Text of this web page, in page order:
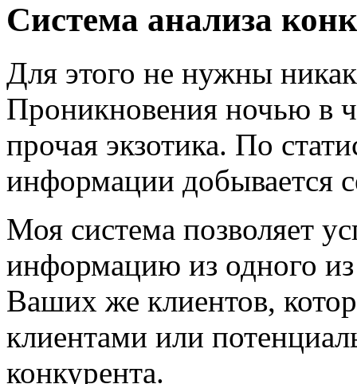
Система анализа
Для этого не нужны
Проникновения ночью в
прочая экзотика. По
информации добывается
Моя система позволяет
информацию из одного
Ваших же клиентов,
клиентами или
конкурента.